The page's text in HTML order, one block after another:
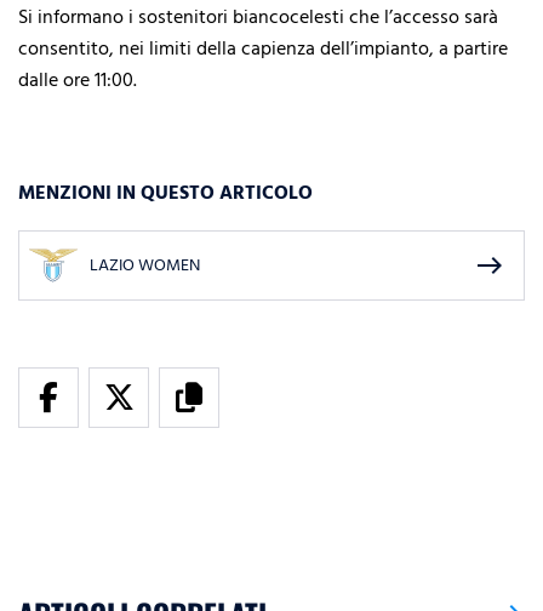
Si informano i sostenitori biancocelesti che l’accesso sarà
consentito, nei limiti della capienza dell’impianto, a partire
dalle ore 11:00.
MENZIONI IN QUESTO ARTICOLO
LAZIO WOMEN east